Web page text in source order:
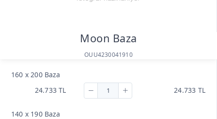
Moon Baza
OUU4230041910
160 x 200 Baza
24.733 TL
24.733 TL
140 x 190 Baza